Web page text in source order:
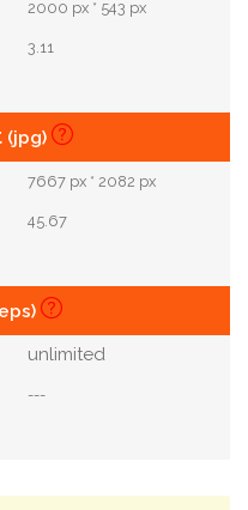
2000 px * 543 px
3.11
(jpg)
7667 px * 2082 px
45.67
unlimited
---